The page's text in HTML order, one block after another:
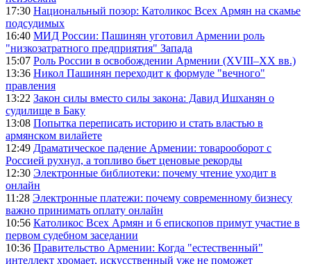
17:30 Национальный позор: Католикос Всех Армян на скамье
подсудимых
16:40 МИД России: Пашинян уготовил Армении роль
"низкозатратного предприятия" Запада
15:07 Роль России в освобождении Армении (XVIII–XX вв.)
13:36 Никол Пашинян переходит к формуле "вечного"
правления
13:22 Закон силы вместо силы закона: Давид Ишханян о
судилище в Баку
13:08 Попытка переписать историю и стать властью в
армянском вилайете
12:49 Драматическое падение Армении: товарооборот с
Россией рухнул, а топливо бьет ценовые рекорды
12:30 Электронные библиотеки: почему чтение уходит в
онлайн
11:28 Электронные платежи: почему современному бизнесу
важно принимать оплату онлайн
10:56 Католикос Всех Армян и 6 епископов примут участие в
первом судебном заседании
10:36 Правительство Армении: Когда "естественный"
интеллект хромает, искусственный уже не поможет